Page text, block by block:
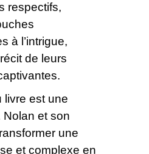
respectifs,
à l’intrigue,
de leurs
livre est une
Nolan et son
une
et complexe en